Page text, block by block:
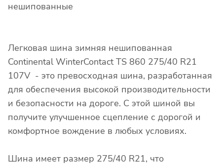
нешипованные
Легковая шина зимняя нешипованная
Continental WinterContact TS 860 275/40 R21
107V - это превосходная шина, разработанная
для обеспечения высокой производительности
и безопасности на дороге. С этой шиной вы
получите улучшенное сцепление с дорогой и
комфортное вождение в любых условиях.
Шина имеет размер 275/40 R21, что